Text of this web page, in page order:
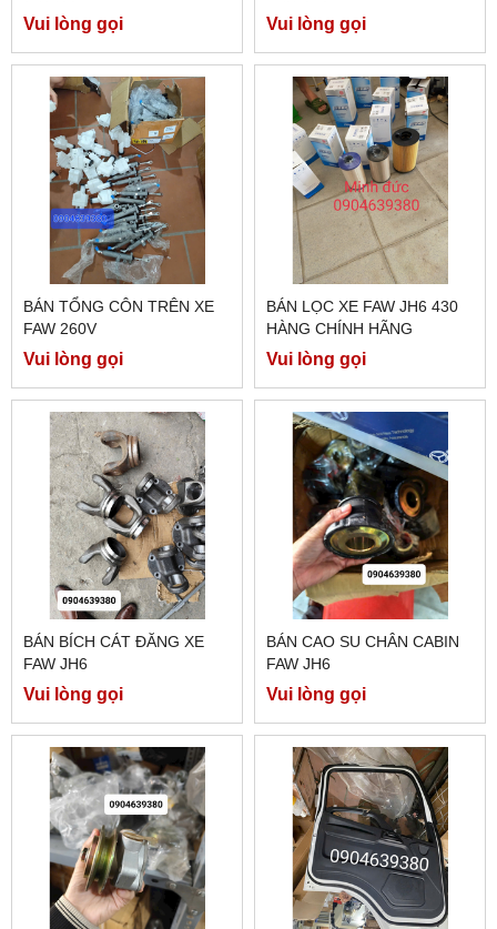
Vui lòng gọi Vui lòng gọi
BÁN TỔNG CÔN TRÊN XE
FAW 260V
Vui lòng gọi
BÁN LỌC XE FAW JH6 430
HÀNG CHÍNH HÃNG
Vui lòng gọi
BÁN BÍCH CÁT ĐĂNG XE
FAW JH6
Vui lòng gọi
BÁN CAO SU CHÂN CABIN
FAW JH6
Vui lòng gọi